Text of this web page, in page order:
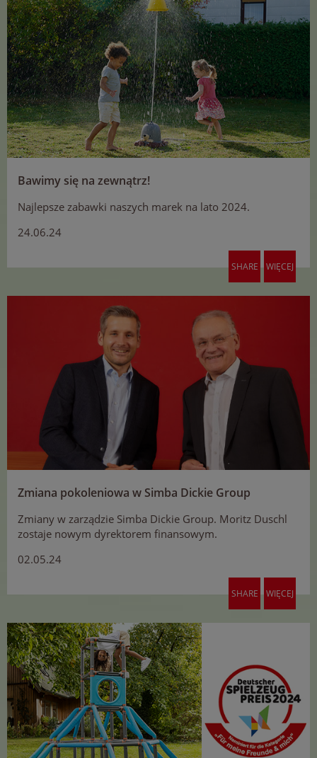
Bawimy się na zewnątrz!
Najlepsze zabawki naszych marek na lato 2024.
24.06.24
SHARE WIĘCEJ
Zmiana pokoleniowa w Simba Dickie Group
Zmiany w zarządzie Simba Dickie Group. Moritz Duschl
zostaje nowym dyrektorem finansowym.
02.05.24
SHARE WIĘCEJ